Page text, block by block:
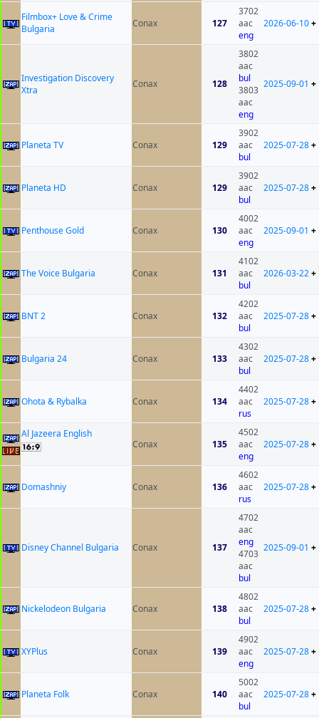
Filmbox+ Love & Crime
Bulgaria
Conax 127
3702
aac
eng
2026-06-10+
Investigation Discovery
Xtra
Conax 128
3802
aac
bul
3803
aac
eng
2025-09-01 +
Planeta TV Conax 129
3902
aac
bul
2025-07-28+
Planeta HD Conax 129
3902
aac
bul
2025-07-28+
Penthouse Gold Conax 130
4002
aac
eng
2025-09-01 +
The Voice Bulgaria Conax 131
4102
aac
bul
2026-03-22+
BNT 2 Conax 132
4202
aac
bul
2025-07-28+
Bulgaria 24 Conax 133
4302
aac
bul
2025-07-28+
Ohota & Rybalka Conax 134
4402
aac
rus
2025-07-28+
Al Jazeera English
Conax
135
4502
aac
eng
2025-07-28+
Domashniy Conax 136
4602
aac
rus
2025-07-28+
Disney Channel Bulgaria Conax 137
4702
aac
eng
4703
aac
bul
2025-09-01 +
Nickelodeon Bulgaria Conax 138
4802
aac
bul
2025-07-28+
XYPlus Conax 139
4902
aac
eng
2025-07-28+
Planeta Folk Conax 140
5002
aac
bul
2025-07-28+